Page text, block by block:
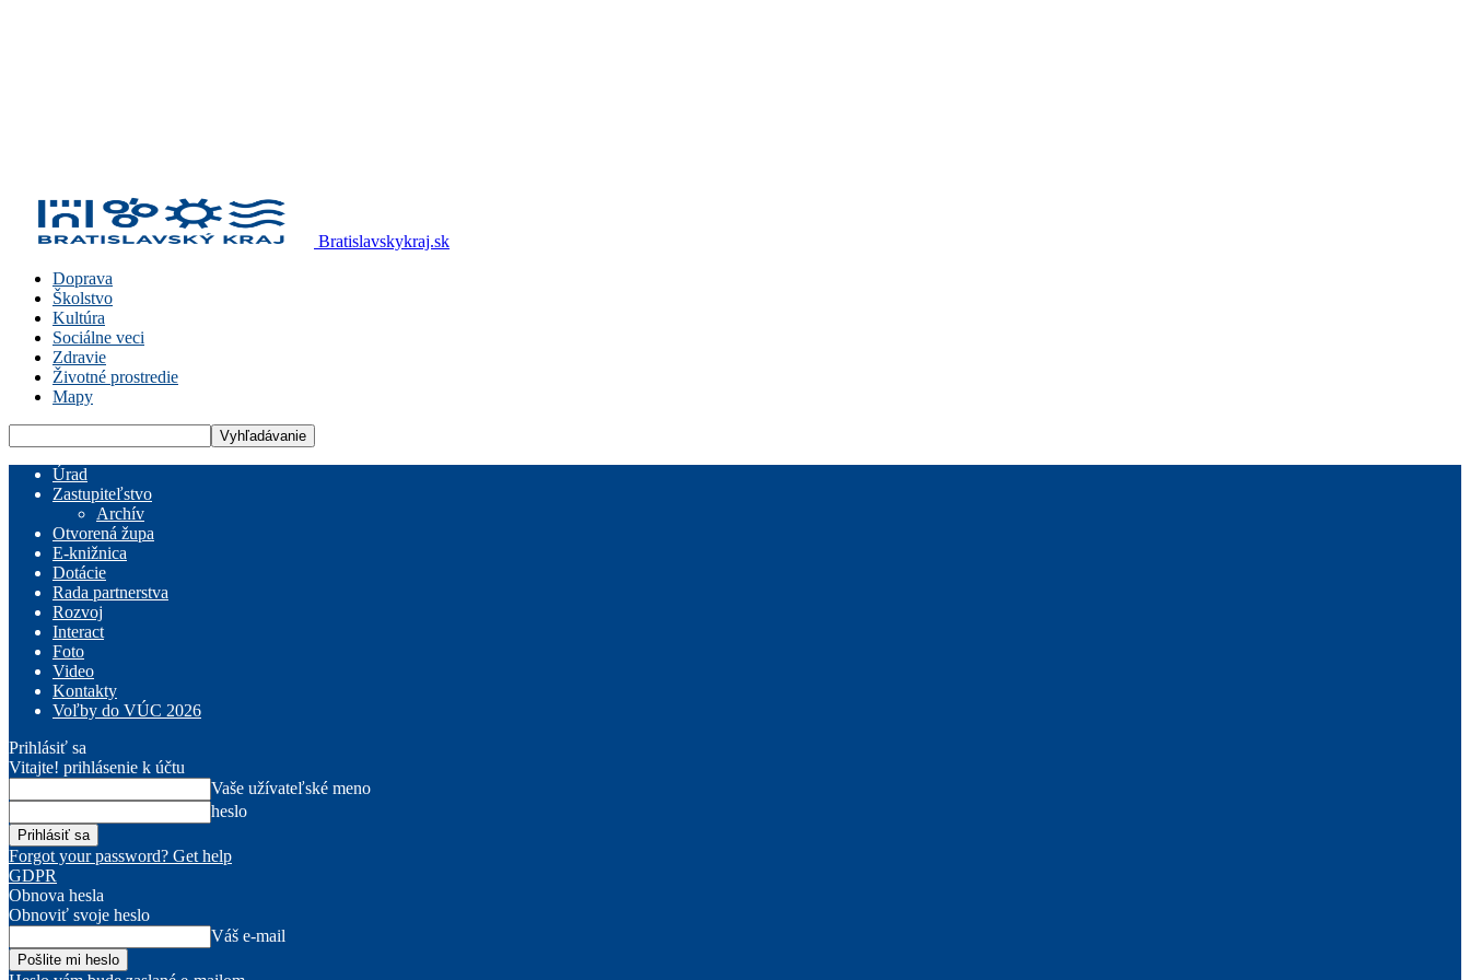
Bratislavskykraj.sk
Doprava
Školstvo
Kultúra
Sociálne veci
Zdravie
Životné prostredie
Mapy
Úrad
Zastupiteľstvo
Archív
Otvorená župa
E-knižnica
Dotácie
Rada partnerstva
Rozvoj
Interact
Foto
Video
Kontakty
Voľby do VÚC 2026
Prihlásiť sa
Vitajte! prihlásenie k účtu
Vaše užívateľské meno
heslo
Forgot your password? Get help
GDPR
Obnova hesla
Obnoviť svoje heslo
Váš e-mail